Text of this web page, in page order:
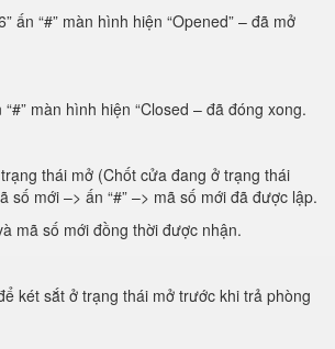
ấn “#” màn hình hiện “Opened” – đã mở
màn hình hiện “Closed – đã đóng xong.
thái mở (Chốt cửa đang ở trạng thái
số mới –> ấn “#” –> mã số mới đã được lập.
mã số mới đồng thời được nhận.
két sắt ở trạng thái mở trước khi trả phòng